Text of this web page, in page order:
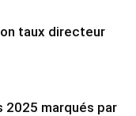
taux directeur
2025 marqués par